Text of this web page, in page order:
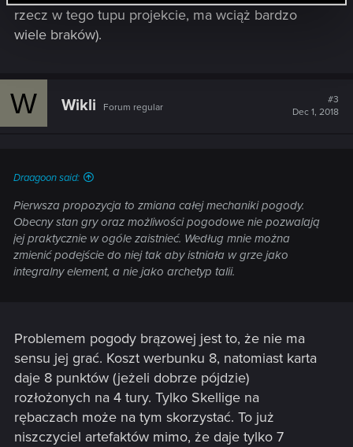
rzecz w tego tupu projekcie, ma wciąż bardzo
wiele braków).
W Wikli Forum regular
#3
Dec 1, 2018
Draagoon said:
Pierwsza propozycja to zmiana całej mechaniki pogody.
Obecny stan gry oraz możliwości pogodowe nie pozwalają
jej praktycznie w ogóle zaistnieć. Według mnie można
zmienić podejście do niej tak aby istniała w grze jako
integralny element, a nie jako archetyp talii.
Problemem pogody brązowej jest to, że nie ma
sensu jej grać. Koszt werbunku 8, natomiast karta
daje 8 punktów (jeżeli dobrze pójdzie)
rozłożonych na 4 tury. Tylko Skellige na
rębaczach może na tym skorzystać. To już
niszczyciel artefaktów mimo, że daje tylko 7